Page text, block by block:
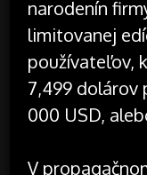
narodenín
limitovanej
používateľov,
7,499 dolárov
000 USD,
V